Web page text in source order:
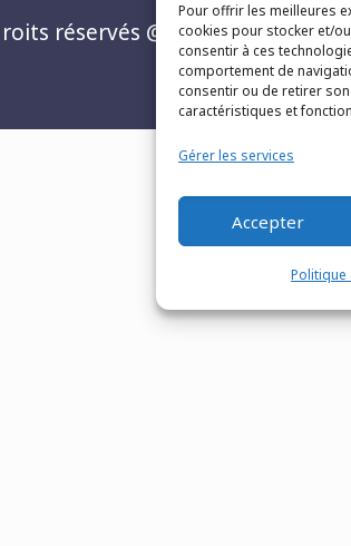
Pour offrir les meilleures
cookies pour stocker et/
consentir à ces
comportement de
consentir ou de retirer
caractéristiques et
Gérer les services
Accepter
Politique
réservés @Matco France -
-Mentions